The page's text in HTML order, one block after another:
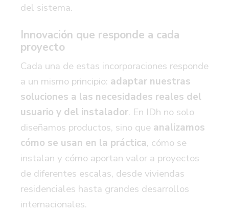
del sistema.
Innovación que responde a cada
proyecto
Cada una de estas incorporaciones responde
a un mismo principio: adaptar nuestras
soluciones a las necesidades reales del
usuario y del instalador. En IDh no solo
diseñamos productos, sino que analizamos
cómo se usan en la práctica, cómo se
instalan y cómo aportan valor a proyectos
de diferentes escalas, desde viviendas
residenciales hasta grandes desarrollos
internacionales.